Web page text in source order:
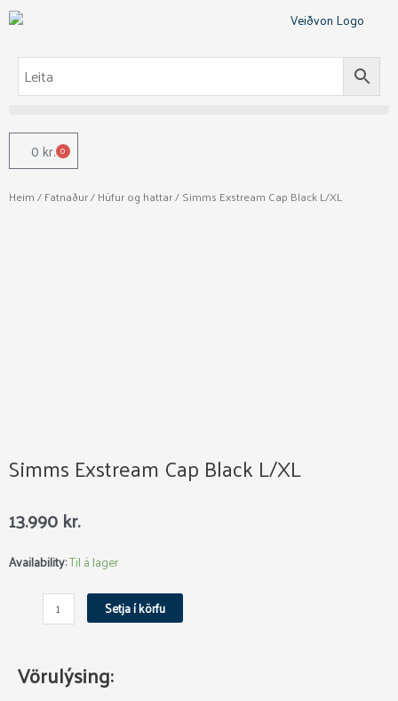
Skip
to
0kr. 0
Cart
Heim/Fatnaður/Húfur og hattar/ Simms Exstream Cap Black L/XL
Simms Exstream Cap Black L/XL
13.990kr.
Availability:Til á lager
Simms
Setja í körfu
Vörulýsing: